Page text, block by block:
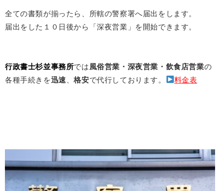
全ての書類が揃ったら、所轄の警察署へ届出をします。
届出をした１０日後から「深夜営業」を開始できます。
行政書士杉並事務所では風俗営業・深夜営業・飲食店営業の
各種手続きを迅速 、格安で代行しております。 料金表